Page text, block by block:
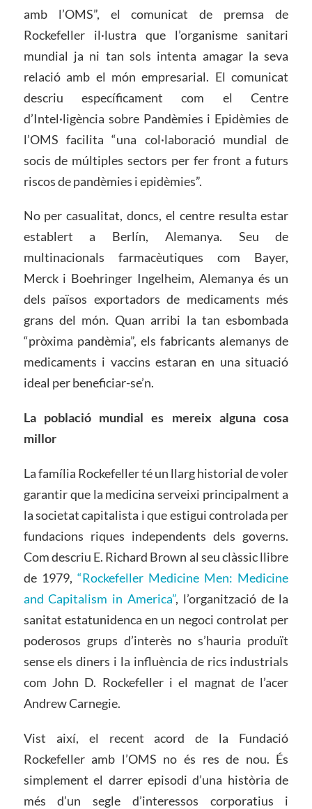
amb l’OMS”, el comunicat de premsa de
Rockefeller il·lustra que l’organisme sanitari
mundial ja ni tan sols intenta amagar la seva
relació amb el món empresarial. El comunicat
descriu específicament com el Centre
d’Intel·ligència sobre Pandèmies i Epidèmies de
l’OMS facilita “una col·laboració mundial de
socis de múltiples sectors per fer front a futurs
riscos de pandèmies i epidèmies”.
No per casualitat, doncs, el centre resulta estar
establert a Berlín, Alemanya. Seu de
multinacionals farmacèutiques com Bayer,
Merck i Boehringer Ingelheim, Alemanya és un
dels països exportadors de medicaments més
grans del món. Quan arribi la tan esbombada
“pròxima pandèmia”, els fabricants alemanys de
medicaments i vaccins estaran en una situació
ideal per beneficiar-se’n.
La població mundial es mereixalguna cosa
millor
La família Rockefeller té un llarg historial de voler
garantir que la medicina serveixi principalment a
la societat capitalista i que estigui controlada per
fundacions riques independents dels governs.
Com descriu E. Richard Brown al seu clàssic llibre
de 1979, “Rockefeller Medicine Men: Medicine
and Capitalism in America”, l’organització de la
sanitat estatunidenca en un negoci controlat per
poderosos grups d’interès no s’hauria produït
sense els diners i la influència de rics industrials
com John D. Rockefeller i el magnat de l’acer
Andrew Carnegie.
Vist així, el recent acord de la Fundació
Rockefeller amb l’OMS no és res de nou. És
simplement el darrer episodi d’una història de
més d’un segle d’interessos corporatius i